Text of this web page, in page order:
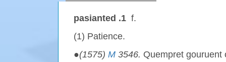
pasianted .1 f.
(1) Patience.
●(1575) M 3546. Quempret